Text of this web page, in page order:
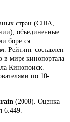
стран (США,
объединенные
борется
Рейтинг составлен
в мире кинопортала
Кинопоиск.
по 10-
(2008). Оценка
6.449.